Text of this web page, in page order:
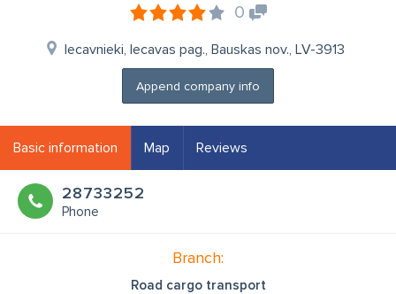
0
Iecavnieki, Iecavas pag., Bauskas nov., LV-3913
Append company info
Basic information Map Reviews
28733252
Phone
Branch:
Road cargo transport